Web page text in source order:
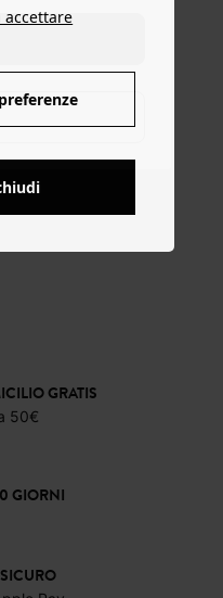
12,00 €
GRATIS
50€
GIORNI
accettare